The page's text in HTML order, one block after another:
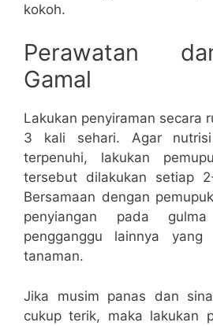
kokoh.
Perawatan
Gamal
Lakukan penyiraman secara
3 kali sehari. Agar
terpenuhi, lakukan
tersebut dilakukan setiap
Bersamaan dengan
penyiangan pada
pengganggu lainnya
tanaman.
Jika musim panas dan
cukup terik, maka lakukan